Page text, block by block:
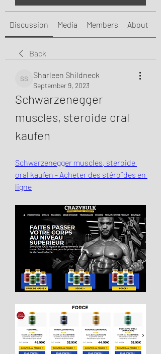
Discussion Media Members About
Back
Sharleen Shildneck
Sharleen Shildneck
September 9, 2023
Schwarzenegger
muscles, steroide oral
kaufen
Schwarzenegger muscles, steroide
oral kaufen - Acheter des stéroïdes en
ligne